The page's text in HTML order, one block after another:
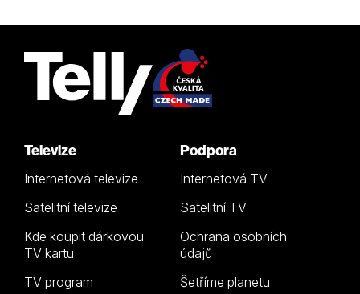
Televize
Internetová televize
Satelitní televize
Kde koupit dárkovou
TV kartu
TV program
Podpora
Internetová TV
Satelitní TV
Ochrana osobních
údajů
Šetříme planetu